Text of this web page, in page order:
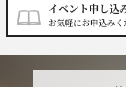
イベント申し込
お気軽にお申込みく